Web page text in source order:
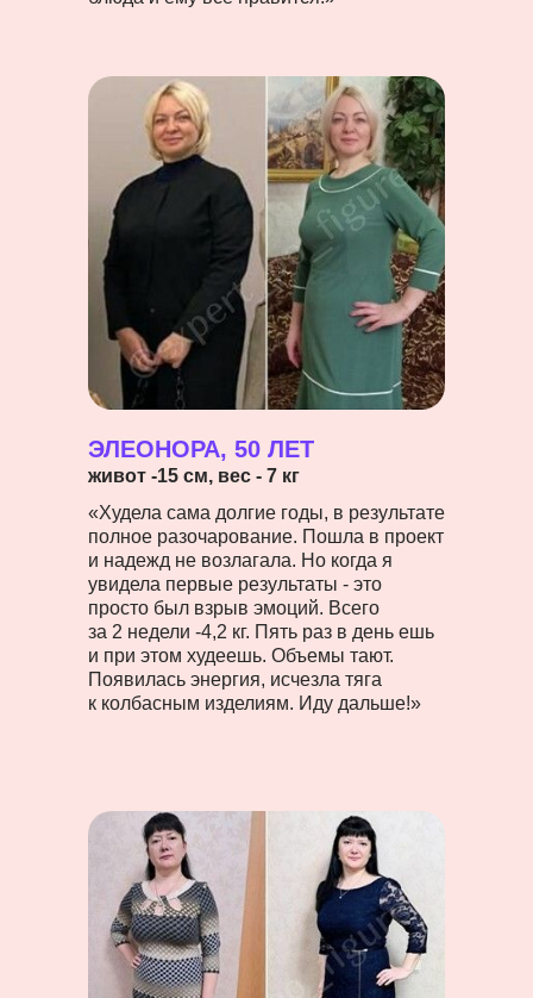
ЭЛЕОНОРА, 50 ЛЕТ
живот -15 см, вес - 7 кг
«Худела сама долгие годы, в результате
полное разочарование. Пошла в проект
и надежд не возлагала. ​​Но когда я
увидела первые результаты - это
просто был взрыв эмоций. Всего
за 2 недели -4,2 кг. Пять раз в день ешь
и при этом худеешь. Объемы тают.
Появилась энергия, исчезла тяга
к колбасным изделиям. Иду дальше!»